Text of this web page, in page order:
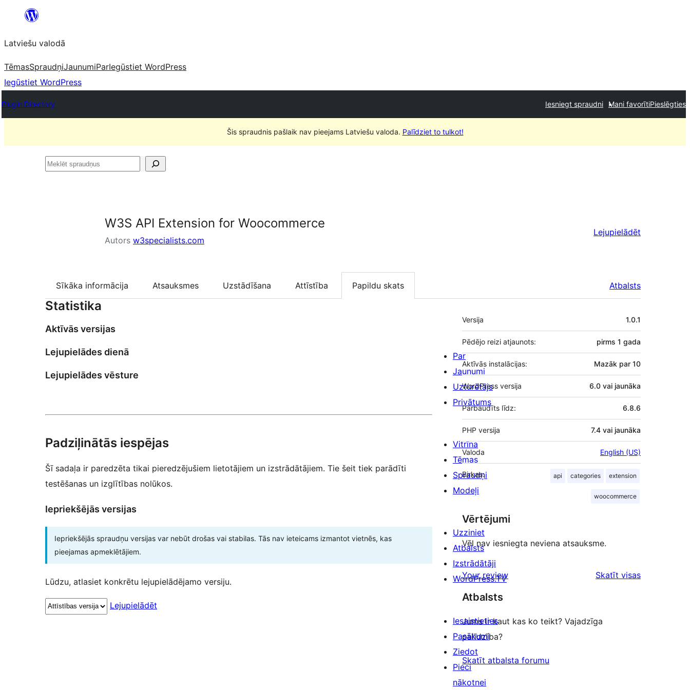
Pāriet
saturu
Latviešu valodā
TēmasSpraudņiJaunumiParIegūstiet WordPress
Iegūstiet WordPress
Plugin Directory Iesniegt spraudni Mani favorītiPieslēgties
Šis spraudnis pašlaik nav pieejams Latviešu valoda. Palīdziet to tulkot!
Meklēt
W3S API Extension for Woocommerce
Autors w3specialists.com
Lejupielādēt
Sīkāka informācija Atsauksmes Uzstādīšana Attīstība Papildu skats Atbalsts
Statistika
Aktīvās versijas
Lejupielādes dienā
Lejupielādes vēsture
Padziļinātās iespējas
Šī sadaļa ir paredzēta tikai pieredzējušiem lietotājiem un izstrādātājiem. Tie šeit tiek parādīti
testēšanas un izglītības nolūkos.
Iepriekšējās versijas
Iepriekšējās spraudņu versijas var nebūt drošas vai stabilas. Tās nav ieteicams izmantot vietnēs, kas
pieejamas apmeklētājiem.
Lūdzu, atlasiet konkrētu lejupielādējamo versiju.
Lejupielādēt
Meta
Versija 1.0.1
Pēdējo reizi atjaunots: pirms 1 gada
Aktīvās instalācijas: Mazāk par 10
WordPress versija 6.0 vai jaunāka
Pārbaudīts līdz: 6.8.6
PHP versija 7.4 vai jaunāka
Valoda English (US)
Birkas: api categories extension
woocommerce
Vērtējumi
Vēl nav iesniegta neviena atsauksme.
Your review Skatīt visasatsauksmes
Atbalsts
Jums ir kaut kas ko teikt? Vajadzīga
palīdzība?
Skatīt atbalsta forumu
Par
Jaunumi
Uzturētājs
Privātums
Vitrīna
Tēmas
Spraudņi
Modeļi
Uzziniet
Atbalsts
Izstrādātāji
WordPress.TV
Iesaistieties
Pasākumi
Ziedot
Pieci
nākotnei